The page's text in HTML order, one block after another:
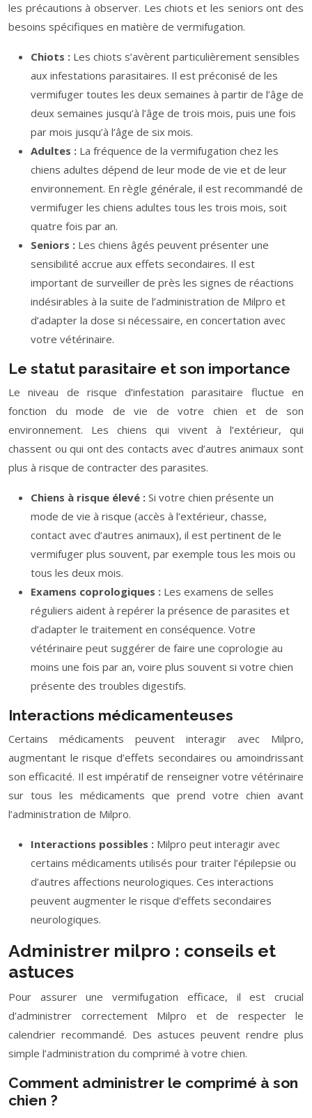
les précautions à observer. Les chiots et les seniors ont des
besoins spécifiques en matière de vermifugation.
Chiots : Les chiots s’avèrent particulièrement sensibles
aux infestations parasitaires. Il est préconisé de les
vermifuger toutes les deux semaines à partir de l’âge de
deux semaines jusqu’à l’âge de trois mois, puis une fois
par mois jusqu’à l’âge de six mois.
Adultes : La fréquence de la vermifugation chez les
chiens adultes dépend de leur mode de vie et de leur
environnement. En règle générale, il est recommandé de
vermifuger les chiens adultes tous les trois mois, soit
quatre fois par an.
Seniors : Les chiens âgés peuvent présenter une
sensibilité accrue aux effets secondaires. Il est
important de surveiller de près les signes de réactions
indésirables à la suite de l’administration de Milpro et
d’adapter la dose si nécessaire, en concertation avec
votre vétérinaire.
Le statut parasitaire et son importance
Le niveau de risque d’infestation parasitaire fluctue en
fonction du mode de vie de votre chien et de son
environnement. Les chiens qui vivent à l’extérieur, qui
chassent ou qui ont des contacts avec d’autres animaux sont
plus à risque de contracter des parasites.
Chiens à risque élevé : Si votre chien présente un
mode de vie à risque (accès à l’extérieur, chasse,
contact avec d’autres animaux), il est pertinent de le
vermifuger plus souvent, par exemple tous les mois ou
tous les deux mois.
Examens coprologiques : Les examens de selles
réguliers aident à repérer la présence de parasites et
d’adapter le traitement en conséquence. Votre
vétérinaire peut suggérer de faire une coprologie au
moins une fois par an, voire plus souvent si votre chien
présente des troubles digestifs.
Interactions médicamenteuses
Certains médicaments peuvent interagir avec Milpro,
augmentant le risque d’effets secondaires ou amoindrissant
son efficacité. Il est impératif de renseigner votre vétérinaire
sur tous les médicaments que prend votre chien avant
l’administration de Milpro.
Interactions possibles : Milpro peut interagir avec
certains médicaments utilisés pour traiter l’épilepsie ou
d’autres affections neurologiques. Ces interactions
peuvent augmenter le risque d’effets secondaires
neurologiques.
Administrer milpro : conseils et
astuces
Pour assurer une vermifugation efficace, il est crucial
d’administrer correctement Milpro et de respecter le
calendrier recommandé. Des astuces peuvent rendre plus
simple l’administration du comprimé à votre chien.
Comment administrer le comprimé à son
chien ?